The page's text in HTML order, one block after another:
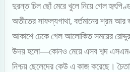
দুরন্ত চিল ছোঁ মেরে খুলে নিয়ে গেল
অতীতের সাফল্যগাথা, বর্তমানের শ্রম
আকাশে ঢেকে গেল আলোকিত সময়ের
উদয় হলো―কোনও মেয়ে এসব শব্দ
নিশ্চয় ছেলেদের কেউ এ কাজ করেছে।